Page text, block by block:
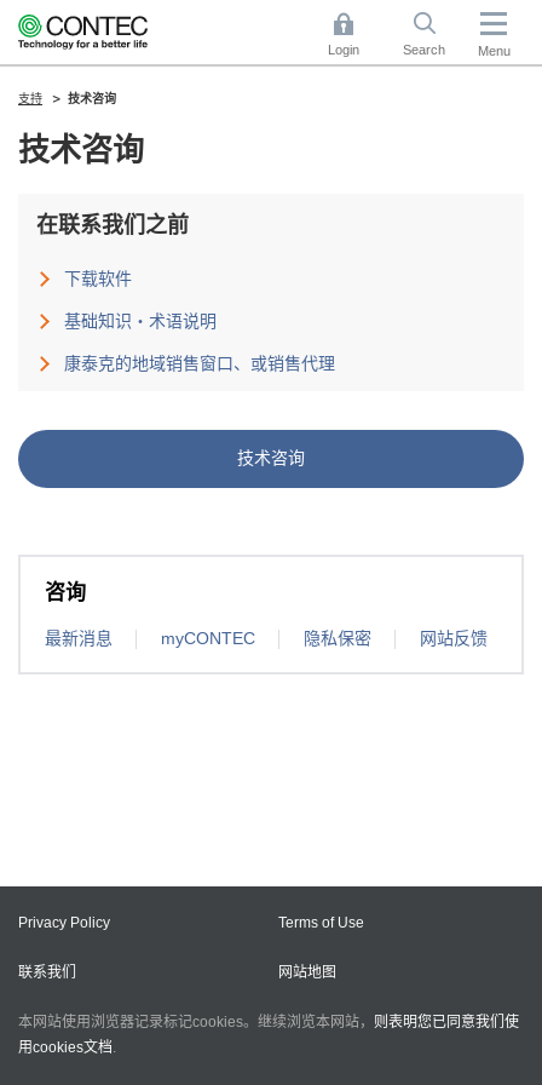
Login Search Menu
支持 技术咨询
技术咨询
在联系我们之前
下载软件
基础知识・术语说明
康泰克的地域销售窗口、或销售代理
技术咨询
咨询
最新消息 myCONTEC 隐私保密 网站反馈
Privacy Policy Terms of Use
联系我们 网站地图
本网站使用浏览器记录标记cookies。继续浏览本网站， 则表明您已同意我们使
用cookies文档.